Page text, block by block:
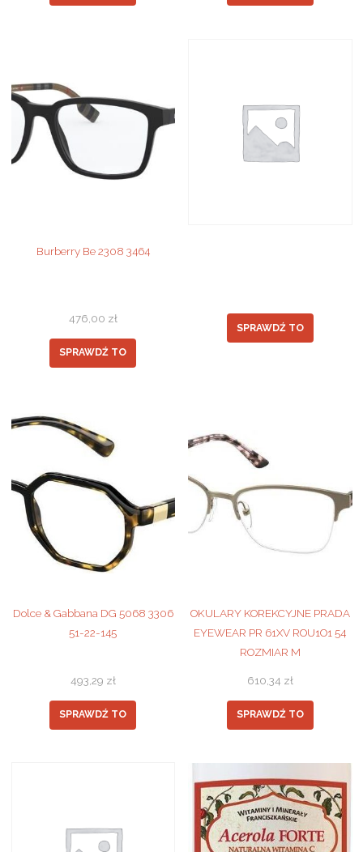
Burberry Be 2308 3464
476,00 zł
SPRAWDŹ TO
SPRAWDŹ TO
Dolce & Gabbana DG 5068 3306
51-22-145
493,29 zł
SPRAWDŹ TO
OKULARY KOREKCYJNE PRADA
EYEWEAR PR 61XV ROU1O1 54
ROZMIAR M
610,34 zł
SPRAWDŹ TO